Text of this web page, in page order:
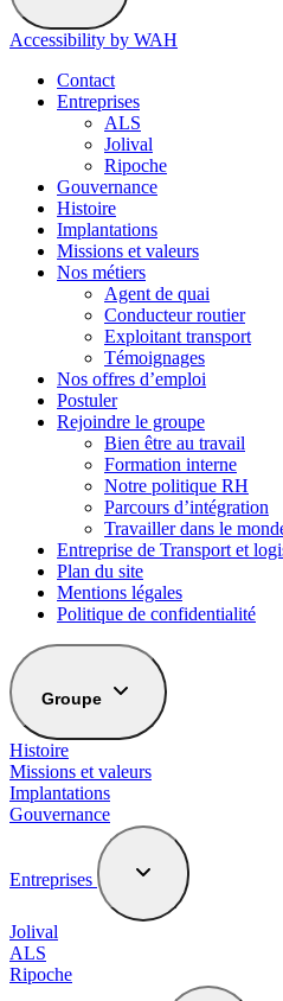
Accessibility by WAH
Contact
Entreprises
ALS
Jolival
Ripoche
Gouvernance
Histoire
Implantations
Missions et valeurs
Nos métiers
Agent de quai
Conducteur routier
Exploitant transport
Témoignages
Nos offres d’emploi
Postuler
Rejoindre le groupe
Bien être au travail
Formation interne
Notre politique RH
Parcours d’intégration
Travailler dans le
Entreprise de Transport et
Plan du site
Mentions légales
Politique de confidentialité
Groupe
Histoire
Missions et valeurs
Implantations
Gouvernance
Entreprises
Jolival
ALS
Ripoche